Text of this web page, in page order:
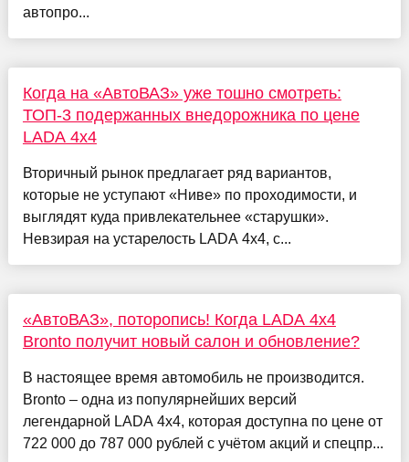
автопро...
Когда на «АвтоВАЗ» уже тошно смотреть:
ТОП-3 подержанных внедорожника по цене
LADA 4x4
Вторичный рынок предлагает ряд вариантов,
которые не уступают «Ниве» по проходимости, и
выглядят куда привлекательнее «старушки».
Невзирая на устарелость LADA 4x4, с...
«АвтоВАЗ», поторопись! Когда LADA 4x4
Bronto получит новый салон и обновление?
В настоящее время автомобиль не производится.
Bronto – одна из популярнейших версий
легендарной LADA 4x4, которая доступна по цене от
722 000 до 787 000 рублей с учётом акций и спецпр...